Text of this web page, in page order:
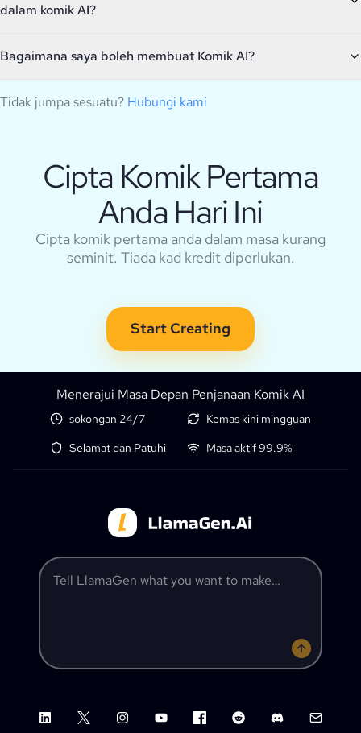
dalam komik AI?
Bagaimana saya boleh membuat Komik AI?
Tidak jumpa sesuatu? Hubungi kami
Cipta Komik Pertama
Anda Hari Ini
Cipta komik pertama anda dalam masa kurang
seminit. Tiada kad kredit diperlukan.
Start Creating
Menerajui Masa Depan Penjanaan Komik AI
sokongan 24/7
Kemas kini mingguan
Selamat dan Patuhi
Masa aktif 99.9%
Tell LlamaGen what you want to make
LinkedInX (Twitter)InstagramYouTubeFacebook group
Reddit DiscordEmail